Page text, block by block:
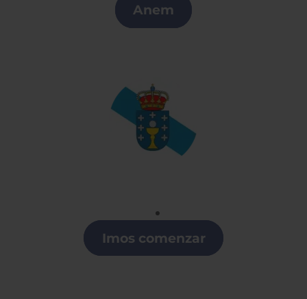
Anem
Clases de Gallego en Logroño
Imos comenzar